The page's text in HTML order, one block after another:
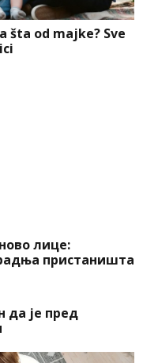
šta od majke? Sve
лице:
пристаништа
да је пред